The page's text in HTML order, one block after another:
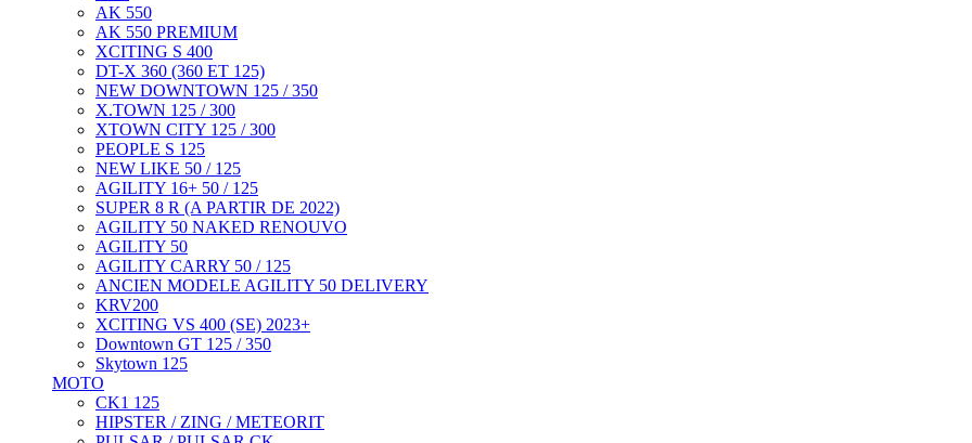
AK 550
AK 550 PREMIUM
XCITING S 400
DT-X 360 (360 ET 125)
NEW DOWNTOWN 125 / 350
X.TOWN 125 / 300
XTOWN CITY 125 / 300
PEOPLE S 125
NEW LIKE 50 / 125
AGILITY 16+ 50 / 125
SUPER 8 R (A PARTIR DE 2022)
AGILITY 50 NAKED RENOUVO
AGILITY 50
AGILITY CARRY 50 / 125
ANCIEN MODELE AGILITY 50 DELIVERY
KRV200
XCITING VS 400 (SE) 2023+
Downtown GT 125 / 350
Skytown 125
MOTO
CK1 125
HIPSTER / ZING / METEORIT